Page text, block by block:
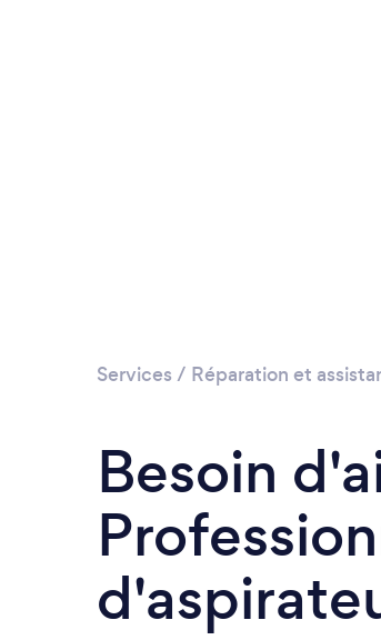
Services / Réparation et
Besoin